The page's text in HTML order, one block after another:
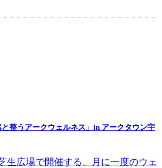
整うアークウェルネス」in アークタウン宇
生広場で開催する、月に一度のウェ